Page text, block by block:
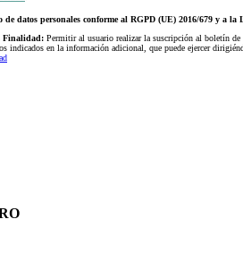
datos personales conforme al RGPD (UE) 2016/679 y a la
Finalidad: Permitir al usuario realizar la suscripción al boletín
indicados en la información adicional, que puede ejercer